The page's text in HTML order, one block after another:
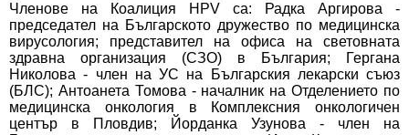
Членове на Коалиция HPV са: Радка Аргирова -
председател на Българското дружество по медицинска
вирусология; представител на офиса на световната
здравна организация (СЗО) в България; Гергана
Николова - член на УС на Българския лекарски съюз
(БЛС); Антоанета Томова - началник на Отделението по
медицинска онкология в Комплексния онкологичен
център в Пловдив; Йорданка Узунова - член на